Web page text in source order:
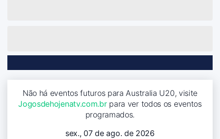
Não há eventos futuros para Australia U20, visite
Jogosdehojenatv.com.brpara ver todos os eventos
programados.
sex., 07 de ago. de 2026